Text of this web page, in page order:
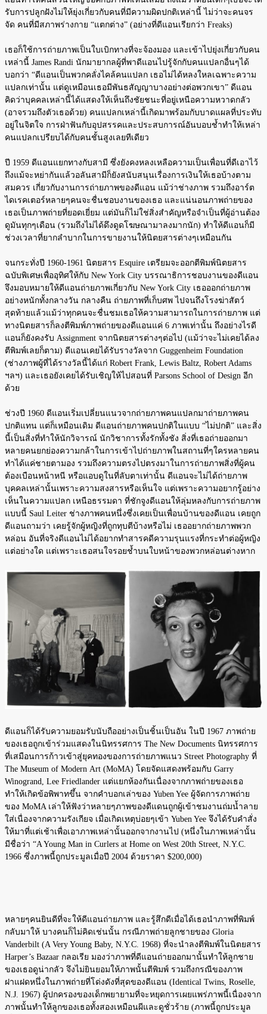
รับการปลูกฝังไม่ให้ยุ่งเกี่ยวกับคนที่มีความผิดปกติเหล่านี้ ไม่ว่าจะคนจร
จัด คนที่มีสภาพร่างกาย “แตกต่าง” (อย่างที่ดีแอนเรียกว่า Freaks)
เธอก็ใช้การถ่ายภาพเป็นใบเบิกทางที่จะจ้องมอง และเข้าไปยุ่งเกี่ยวกับคน
เหล่านี้ James Randi นักมายากลผู้ที่พาดีแอนไปรู้จักกับคนแปลกอื่นๆได้
บอกว่า “ดีแอนเป็นพวกคลั่งไคล้คนแปลก เธอไม่ได้หลงใหลเฉพาะความ
แปลกเท่านั้น แต่ดูเหมือนเธอมีพันธสัญญาบางอย่างต่อพวกเขา” ดีแอน
คิดว่าบุคคลเหล่านี้ได้แสดงให้เห็นถึงชัยชนะที่อยู่เหนือความหวาดกลัว
(อาจรวมถึงตัวเธอด้วย) คนแปลกเหล่านี้เกิดมาพร้อมกับบาดแผลที่ประทับ
อยู่ในจิตใจ การฝ่าฟันกับอุปสรรคและประสบการณ์อันบอบช้ำทำให้เหล่า
คนแปลกเปรียบได้กับคนชั้นสูงเลยทีเดียว
ปี 1959 ดีแอนแยกทางกับสามี ซึ่งยังคงหลงเหลือความเป็นเพื่อนที่ดีเอาไว้
ถึงแม้จะหย่ากันแล้วอลันสามีก็ยังสนับสนุนเรื่องการเงินให้เธอบ้างตาม
สมควร เกี่ยวกับงานการถ่ายภาพของดีแอน แม้ว่าช่างภาพ รวมถึงอาร์ต
ไดเรคเตอร์หลายๆคนจะชื่นชอบงานของเธอ และแน่นอนภาพถ่ายของ
เธอเป็นภาพถ่ายที่ยอดเยี่ยม แต่มันก็ไม่ใช่สิ่งสำคัญหรือจำเป็นที่ผู้อ่านต้อง
ดูมันทุกๆเดือน (รวมถึงไม่ได้ดึงดูดโฆษณามาลงมากนัก) ทำให้ดีแอนก็มี
ช่วงเวลาที่ยากลำบากในการขายงานให้นิตยสารต่างๆเหมือนกัน
จนกระทั่งปี 1960-1961 นิตยสาร Esquire เตรียมจะออกตีพิมพ์นิตยสาร
ฉบับพิเศษเพื่ออุทิศให้กับ New York City บรรณาธิการชอบงานของดีแอน
จึงมอบหมายให้ดีแอนถ่ายภาพเกี่ยวกับ New York City เธอออกถ่ายภาพ
อย่างหนักทั้งกลางวัน กลางคืน ถ่ายภาพที่เก็บศพ ไปจนถึงโรงฆ่าสัตว์
สุดท้ายแล้วแม้ว่าทุกคนจะชื่นชมเธอให้ความสามารถในการถ่ายภาพ แต่
ทางนิตยสารก็ลงตีพิมพ์ภาพถ่ายของดีแอนแค่ 6 ภาพเท่านั้น ถึงอย่างไรดี
แอนก็ยังคงรับ Assignment จากนิตยสารต่างๆต่อไป (แม้ว่าจะไม่เคยได้ลง
ตีพิมพ์เลยก็ตาม) ดีแอนเคยได้รับรางวัลจาก Guggenheim Foundation
(ช่างภาพผู้ที่ได้รางวัลนี้ได้แก่ Robert Frank, Lewis Baltz, Robert Adams
ฯลฯ) และเธอยังเคยได้รับเชิญให้ไปสอนที่ Parsons School of Design อีก
ด้วย
ช่วงปี 1960 ดีแอนเริ่มเปลี่ยนแนวจากถ่ายภาพคนแปลกมาถ่ายภาพคน
ปกติแทน แต่ก็เหมือนเดิม ดีแอนถ่ายภาพคนปกติในแบบ “ไม่ปกติ” และสิ่ง
นี้เป็นสิ่งที่ทำให้นักวิจารณ์ นักวิชาการทั้งรักทั้งชัง สิ่งที่เธอถ่ายออกมา
หลายคนยกย่องความกล้าในการเข้าไปถ่ายภาพในสถานที่ๆใครหลายคน
ทำได้แค่ชายตามอง รวมถึงความตรงไปตรงมาในการถ่ายภาพสิ่งที่ผู้คน
ต้องเบือนหน้าหนี หรือแอบดูในที่ลับตาเท่านั้น ดีแอนจะไม่ได้ถ่ายภาพ
บุคคลเหล่านั้นเพราะความสงสารหรือเห็นใจ แต่เพราะความอยากรู้อย่าง
เห็นในความแปลก เหนือธรรมดา ที่ชักจูงดีแอนให้ลุ่มหลงกับการถ่ายภาพ
แบบนี้ Saul Leiter ช่างภาพคนหนึ่งซึ่งเคยเป็นเพื่อนบ้านของดีแอน เคยถูก
ดีแอนถามว่า เคยรู้จักผู้หญิงที่ถูกทุบตีบ้างหรือไม่ เธออยากถ่ายภาพพวก
หล่อน อันที่จริงดีแอนไม่ได้อยากทำสารคดีความรุนแรงที่กระทำต่อผู้หญิง
แต่อย่างใด แต่เพราะเธอสนใจรอยช้ำบนใบหน้าของพวกหล่อนต่างหาก
ดีแอนก็ได้รับความยอมรับนับถืออย่างเป็นชิ้นเป็นอัน ในปี 1967 ภาพถ่าย
ของเธอถูกเข้าร่วมแสดงในนิทรรศการ The New Documents นิทรรศการ
ที่เสมือนการก้าวเข้าสู่ยุคทองของการถ่ายภาพแนว Street Photography ที่
The Museum of Modern Art (MoMA) โดยจัดแสดงพร้อมกับ Garry
Winogrand, Lee Friedlander แต่แยกห้องกันเนื่องจากภาพถ่ายของเธอ
ทำให้เกิดข้อพิพาทขึ้น จากคำบอกเล่าของ Yuben Yee ผู้จัดการภาพถ่าย
ของ MoMA เล่าให้ฟังว่าหลายๆภาพของดีแดนถูกผู้เข้าชมงานถ่มน้ำลาย
ใส่เนื่องจากความรังเกียจ เมื่อเกิดเหตุบ่อยๆเข้า Yuben Yee จึงได้รับคำสั่ง
ให้มาที่แต่เช้าเพื่อเอาภาพเหล่านั้นออกจากงานไป (หนึ่งในภาพเหล่านั้น
มีชื่อว่า “A Young Man in Curlers at Home on West 20th Street, N.Y.C.
1966 ซึ่งภาพนี้ถูกประมูลเมื่อปี 2004 ด้วยราคา $200,000)
หลายๆคนยินดีที่จะให้ดีแอนถ่ายภาพ และรู้สึกดีเมื่อได้เธอนำภาพที่พิมพ์
กลับมาให้ บางคนก็ไม่คิดเช่นนั้น กรณีภาพถ่ายลูกชายของ Gloria
Vanderbilt (A Very Young Baby, N.Y.C. 1968) ที่จะนำลงตีพิมพ์ในนิตยสาร
Harper’s Bazaar กลอเรีย มองว่าภาพที่ดีแอนถ่ายออกมานั้นทำให้ลูกชาย
ของเธอดูน่ากลัว จึงไม่ยินยอมให้ภาพนั้นตีพิมพ์ รวมถึงกรณีของภาพ
ฝาแฝดหนึ่งในภาพถ่ายที่โด่งดังที่สุดของดีแอน (Identical Twins, Roselle,
N.J. 1967) ผู้ปกครองของเด็กพยายามที่จะหยุดการเผยแพร่ภาพนี้เนื่องจาก
ภาพนั้นทำให้ลูกของเธอทั้งสองเหมือนผีและดูชั่วร้าย (ภาพนี้ถูกประมูล